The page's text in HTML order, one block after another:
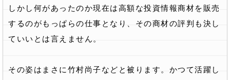
しかし何があったのか現在は高額な投資情報商材を販売
するのがもっぱらの仕事となり、その商材の評判も決し
ていいとは言えません。
その姿はまさに竹村尚子などと被ります。かつて活躍し